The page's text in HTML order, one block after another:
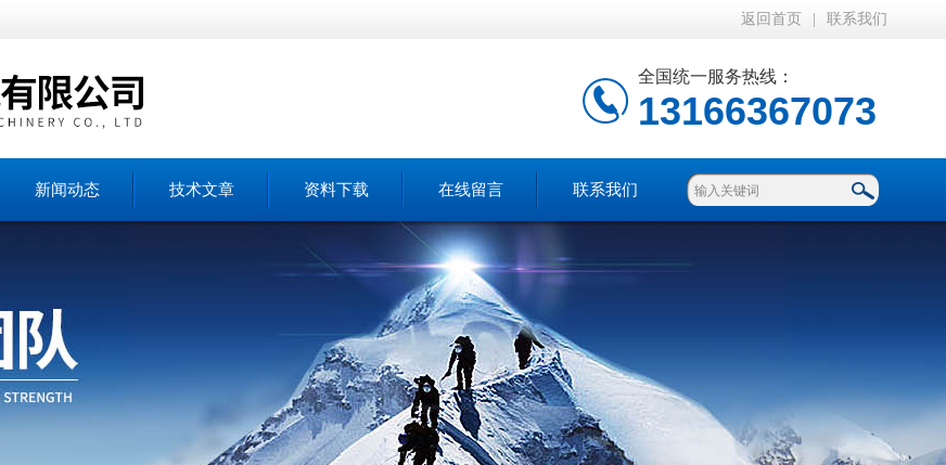
返回首页 联系我们
全国统一服务热线：
13166367073
新闻动态 技术文章 资料下载 在线留言 联系我们